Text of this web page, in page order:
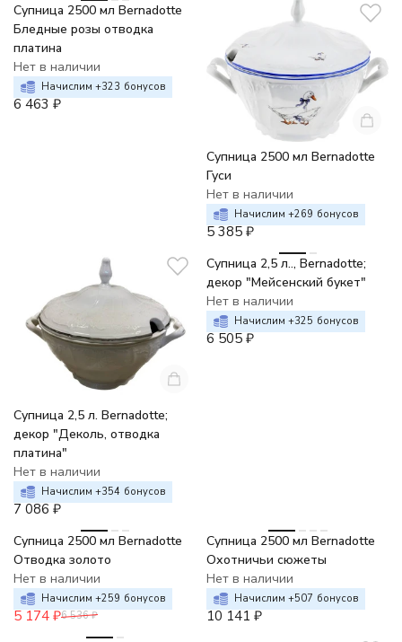
Супница 2500 мл Bernadotte
Бледные розы отводка
платина
Нет в наличии
Начислим +323 бонусов
6 463 ₽
Супница 2500 мл Bernadotte
Гуси
Нет в наличии
Начислим +269 бонусов
5 385 ₽
Супница 2,5 л. Bernadotte;
декор "Деколь, отводка
платина"
Нет в наличии
Начислим +354 бонусов
7 086 ₽
Супница 2,5 л.., Bernadotte;
декор "Мейсенский букет"
Нет в наличии
Начислим +325 бонусов
6 505 ₽
-21%
Супница 2500 мл Bernadotte
Отводка золото
Нет в наличии
Начислим +259 бонусов
5 174 ₽6 536 ₽
Супница 2500 мл Bernadotte
Охотничьи сюжеты
Нет в наличии
Начислим +507 бонусов
10 141 ₽